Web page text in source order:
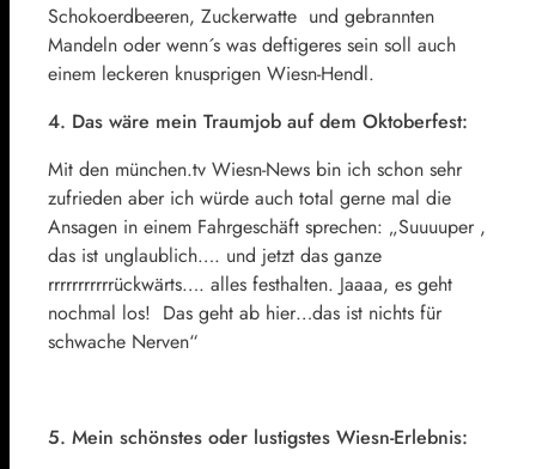
Schokoerdbeeren, Zuckerwatte und gebrannten
Mandeln oder wenn´s was deftigeres sein soll auch
einem leckeren knusprigen Wiesn-Hendl.
4. Das wäre mein Traumjob auf dem Oktoberfest:
Mit den münchen.tv Wiesn-News bin ich schon sehr
zufrieden aber ich würde auch total gerne mal die
Ansagen in einem Fahrgeschäft sprechen: „Suuuuper ,
das ist unglaublich…. und jetzt das ganze
rrrrrrrrrrrückwärts…. alles festhalten. Jaaaa, es geht
nochmal los! Das geht ab hier…das ist nichts für
schwache Nerven“
5. Mein schönstes oder lustigstes Wiesn-Erlebnis: